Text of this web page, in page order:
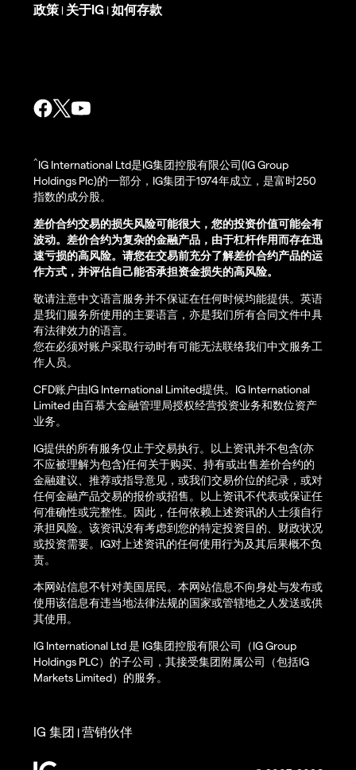
政策 | 关于IG | 如何存款
^IG International Ltd是IG集团控股有限公司(IG Group
Holdings Plc)的一部分，IG集团于1974年成立，是富时250
指数的成分股。
差价合约交易的损失风险可能很大，您的投资价值可能会有
波动。差价合约为复杂的金融产品，由于杠杆作用而存在迅
速亏损的高风险。请您在交易前充分了解差价合约产品的运
作方式，并评估自己能否承担资金损失的高风险。
敬请注意中文语言服务并不保证在任何时候均能提供。英语
是我们服务所使用的主要语言，亦是我们所有合同文件中具
有法律效力的语言。
您在必须对账户采取行动时有可能无法联络我们中文服务工
作人员。
CFD账户由IG International Limited提供。IG International
Limited 由百慕大金融管理局授权经营投资业务和数位资产
业务。
IG提供的所有服务仅止于交易执行。以上资讯并不包含(亦
不应被理解为包含)任何关于购买、持有或出售差价合约的
金融建议、推荐或指导意见，或我们交易价位的纪录，或对
任何金融产品交易的报价或招售。以上资讯不代表或保证任
何准确性或完整性。因此，任何依赖上述资讯的人士须自行
承担风险。该资讯没有考虑到您的特定投资目的、财政状况
或投资需要。IG对上述资讯的任何使用行为及其后果概不负
责。
本网站信息不针对美国居民。本网站信息不向身处与发布或
使用该信息有违当地法律法规的国家或管辖地之人发送或供
其使用。
IG International Ltd 是 IG集团控股有限公司（IG Group
Holdings PLC）的子公司，其接受集团附属公司（包括IG
Markets Limited）的服务。
IG 集团 |营销伙伴